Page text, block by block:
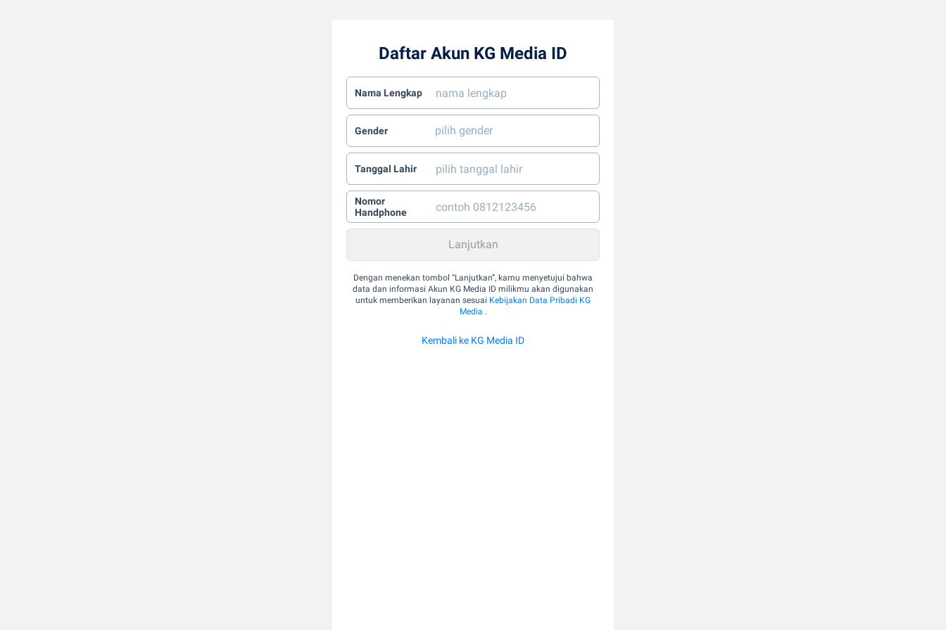
Daftar Akun KG Media ID
Nama Lengkap
Gender
Tanggal Lahir
Nomor
Handphone
Dengan menekan tombol “Lanjutkan”, kamu menyetujui bahwa
data dan informasi Akun KG Media ID milikmu akan digunakan
untuk memberikan layanan sesuai Kebijakan Data Pribadi KG
Media .
Kembali ke KG Media ID